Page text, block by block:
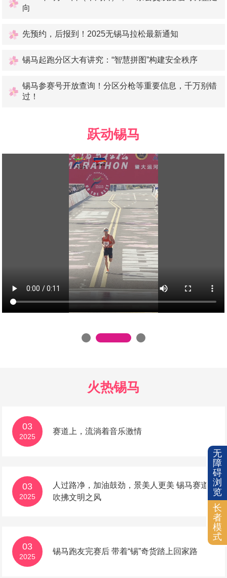
向
先预约，后报到！2025无锡马拉松最新通知
锡马起跑分区大有讲究：“智慧拼图”构建安全秩序
锡马参赛号开放查询！分区分枪等重要信息，千万别错
过！
跃动锡马
火热锡马
03
2025
赛道上，流淌着音乐激情
03
2025
人过路净，加油鼓劲，景美人更美 锡马赛道
吹拂文明之风
03
2025
锡马跑友完赛后 带着“锡”奇货踏上回家路
无
障
碍
浏
览
长
者
模
式